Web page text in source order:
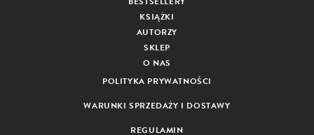
KSIĄŻKI
AUTORZY
SKLEP
O NAS
POLITYKA PRYWATNOŚCI
WARUNKI SPRZEDAŻY I DOSTAWY
REGULAMIN